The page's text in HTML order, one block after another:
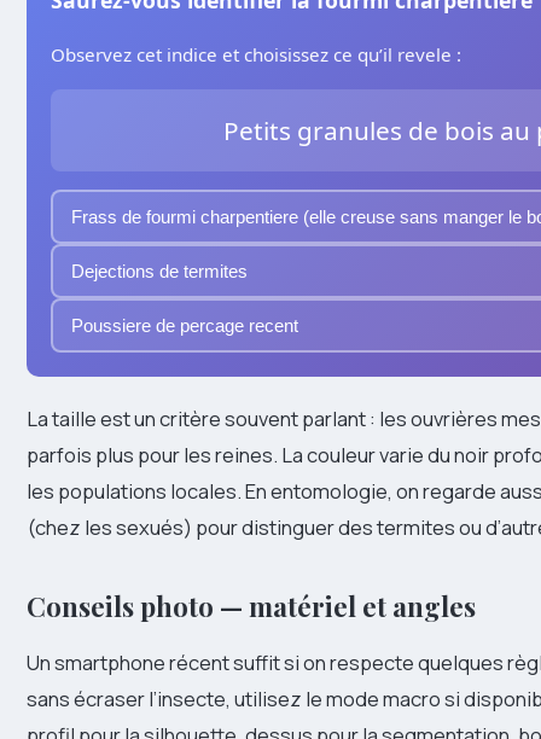
Observez cet indice et choisissez ce qu’il revele :
Petits granules de bois au
Frass de fourmi charpentiere (elle creuse sans manger le
Dejections de termites
Poussiere de percage recent
La taille est un critère souvent parlant : les ouvrières
parfois plus pour les reines. La couleur varie du noir
les populations locales. En entomologie, on regarde
(chez les sexués) pour distinguer des termites ou
Conseils photo — matériel et angles
Un smartphone récent suffit si on respecte quelques
sans écraser l’insecte, utilisez le mode macro si